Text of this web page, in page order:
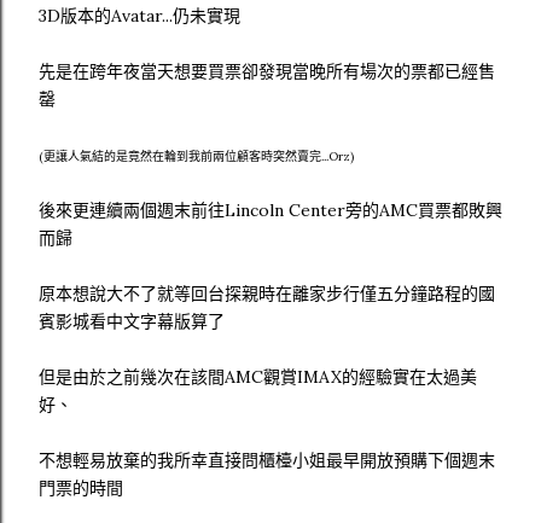
3D版本的Avatar...仍未實現
先是在跨年夜當天想要買票卻發現當晚所有場次的票都已經售
罄
(更讓人氣結的是竟然在輪到我前兩位顧客時突然賣完...Orz)
後來更連續兩個週末前往Lincoln Center旁的AMC買票都敗興
而歸
原本想說大不了就等回台探親時在離家步行僅五分鐘路程的國
賓影城看中文字幕版算了
但是由於之前幾次在該間AMC觀賞IMAX的經驗實在太過美
好、
不想輕易放棄的我所幸直接問櫃檯小姐最早開放預購下個週末
門票的時間